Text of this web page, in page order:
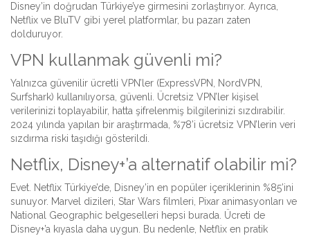
Disney’in doğrudan Türkiye’ye girmesini zorlaştırıyor. Ayrıca,
Netflix ve BluTV gibi yerel platformlar, bu pazarı zaten
dolduruyor.
VPN kullanmak güvenli mi?
Yalnızca güvenilir ücretli VPN’ler (ExpressVPN, NordVPN,
Surfshark) kullanılıyorsa, güvenli. Ücretsiz VPN’ler kişisel
verilerinizi toplayabilir, hatta şifrelenmiş bilgilerinizi sızdırabilir.
2024 yılında yapılan bir araştırmada, %78’i ücretsiz VPN’lerin veri
sızdırma riski taşıdığı gösterildi.
Netflix, Disney+’a alternatif olabilir mi?
Evet. Netflix Türkiye’de, Disney’in en popüler içeriklerinin %85’ini
sunuyor. Marvel dizileri, Star Wars filmleri, Pixar animasyonları ve
National Geographic belgeselleri hepsi burada. Ücreti de
Disney+’a kıyasla daha uygun. Bu nedenle, Netflix en pratik